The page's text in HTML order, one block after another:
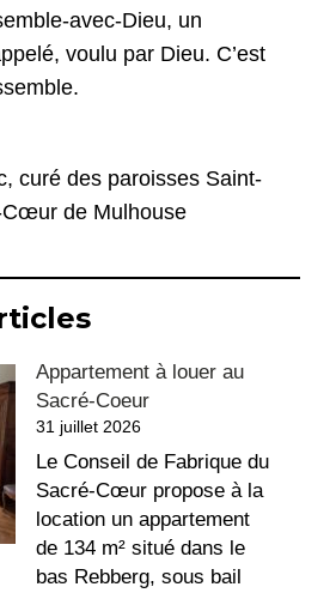
avec-Dieu, un
voulu par Dieu. C’est
curé des paroisses Saint-
de Mulhouse
Appartement à louer au
Sacré-Coeur
31 juillet 2026
Le Conseil de Fabrique du
Sacré-Cœur propose à la
location un appartement
de 134 m² situé dans le
bas Rebberg, sous bail